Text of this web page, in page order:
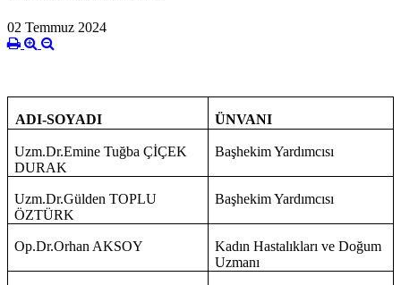
02 Temmuz 2024
ADI-SOYADI ÜNVANI
Uzm.Dr.Emine Tuğba ÇİÇEK
DURAK
Başhekim Yardımcısı
Uzm.Dr.Gülden TOPLU
ÖZTÜRK
Başhekim Yardımcısı
Op.Dr.Orhan AKSOY
Kadın Hastalıkları ve Doğum
Uzmanı